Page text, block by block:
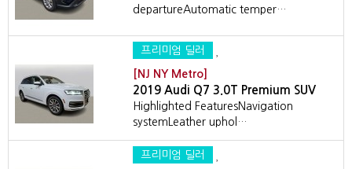
departureAutomatic temper…
프리미엄 딜러
[NJ NY Metro]
2019 Audi Q7 3.0T Premium SUV
Highlighted FeaturesNavigation
systemLeather uphol…
프리미엄 딜러